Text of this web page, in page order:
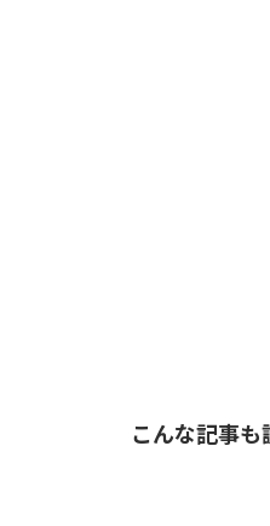
こんな記事も